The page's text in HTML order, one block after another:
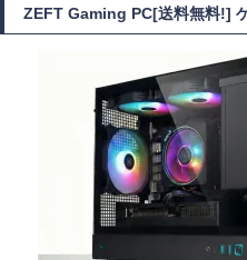
ZEFT Gaming PC[送料無料!]